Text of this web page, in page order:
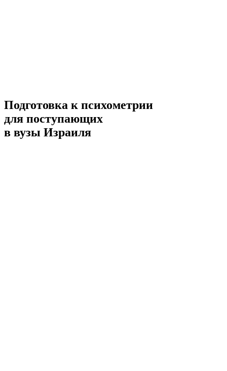
Подготовка к психометрии
для поступающих
в вузы Израиля